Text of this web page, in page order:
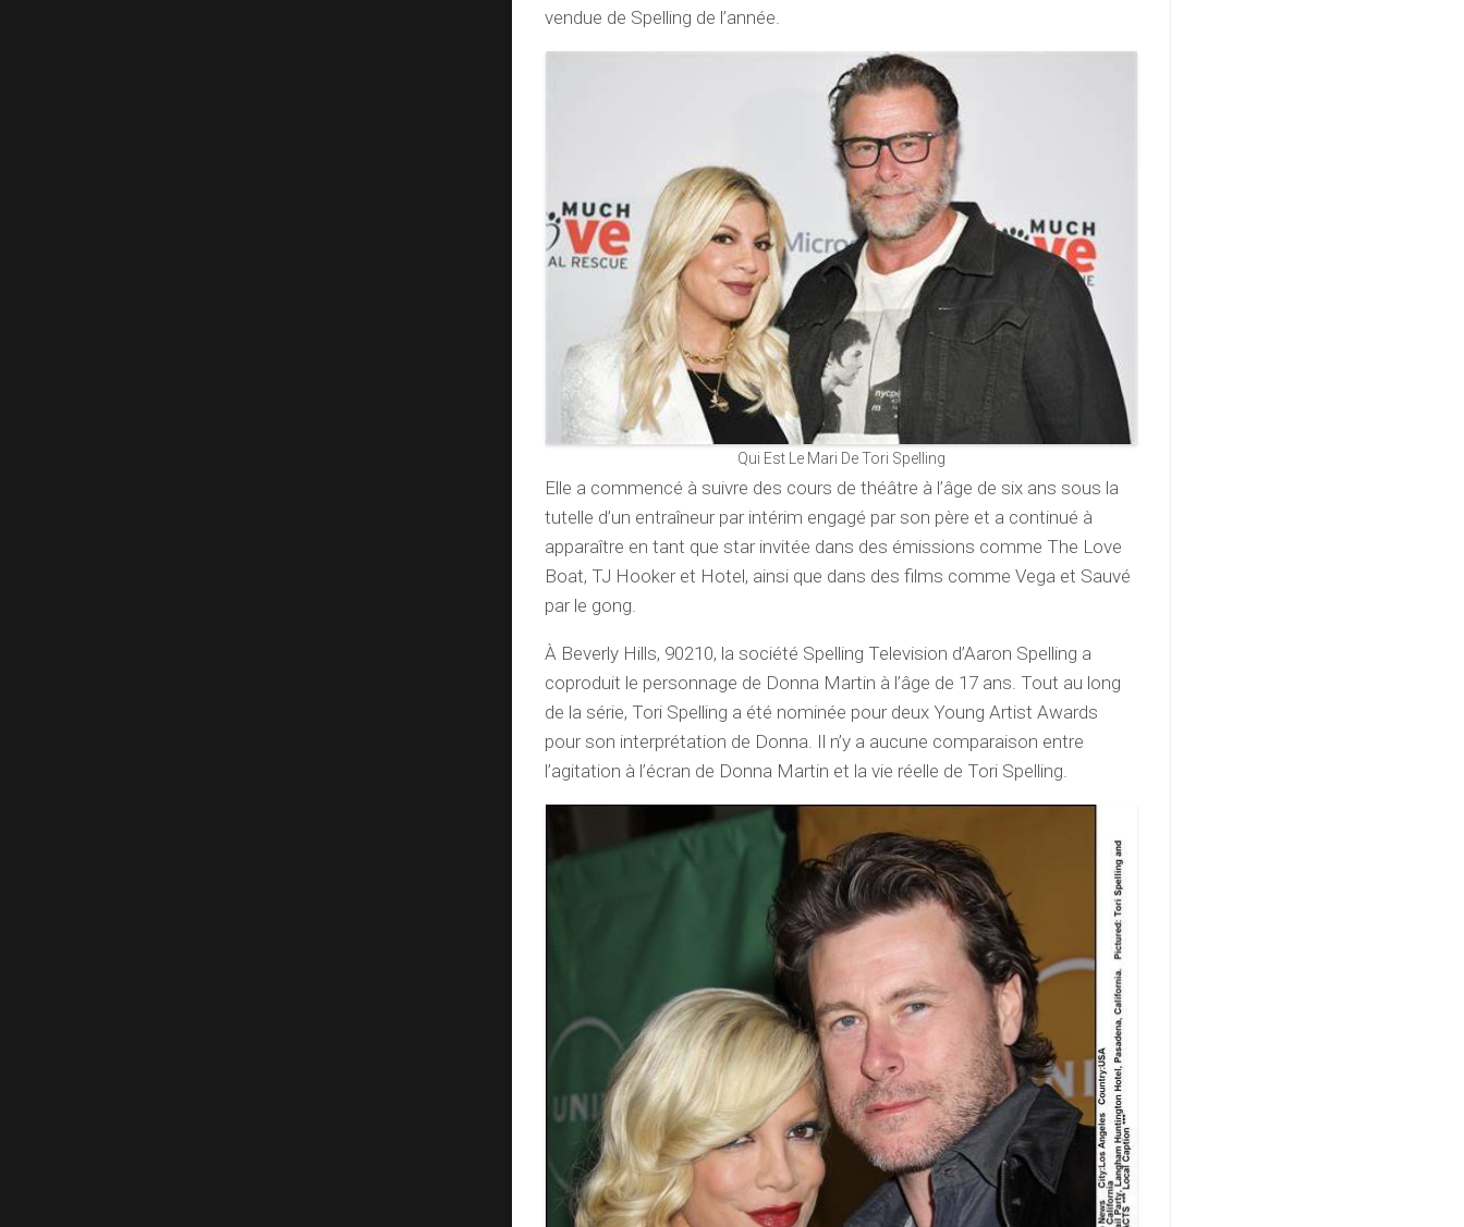
vendue de Spelling de l’année.
Qui Est Le Mari De Tori Spelling
Elle a commencé à suivre des cours de théâtre à l’âge de six ans sous la
tutelle d’un entraîneur par intérim engagé par son père et a continué à
apparaître en tant que star invitée dans des émissions comme The Love
Boat, TJ Hooker et Hotel, ainsi que dans des films comme Vega et Sauvé
par le gong.
À Beverly Hills, 90210, la société Spelling Television d’Aaron Spelling a
coproduit le personnage de Donna Martin à l’âge de 17 ans. Tout au long
de la série, Tori Spelling a été nominée pour deux Young Artist Awards
pour son interprétation de Donna. Il n’y a aucune comparaison entre
l’agitation à l’écran de Donna Martin et la vie réelle de Tori Spelling.